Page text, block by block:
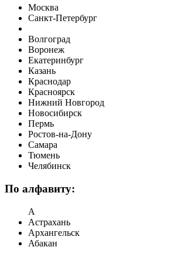
Москва
Санкт-Петербург
Волгоград
Воронеж
Екатеринбург
Казань
Краснодар
Красноярск
Нижний Новгород
Новосибирск
Пермь
Ростов-на-Дону
Самара
Тюмень
Челябинск
По алфавиту:
А
Астрахань
Архангельск
Абакан